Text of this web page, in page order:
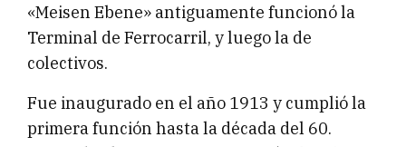
«Meisen Ebene» antiguamente funcionó la
Terminal de Ferrocarril, y luego la de
colectivos.
Fue inaugurado en el año 1913 y cumplió la
primera función hasta la década del 60.